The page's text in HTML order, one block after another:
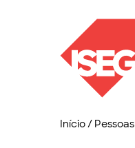
Início/ Pessoas